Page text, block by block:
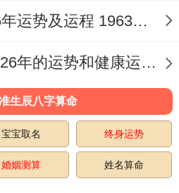
聚宝皆财】摆件置于家
需主动破冰
理星宿中遇「孤辰」星
冷、内心疏离之感。
1963年属男兔2026年运势及运程 1963年属男兔12月份运势
2006年属狗女性2026年的运势和健康运势 2006年属狗女2026年学业运怎么样
生辰八字算命
宝宝取名 终身运势
婚姻测算 姓名算命